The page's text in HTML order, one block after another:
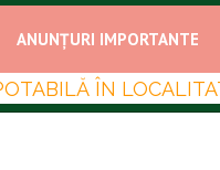
ANUNȚURI IMPORTANTE
ÎN